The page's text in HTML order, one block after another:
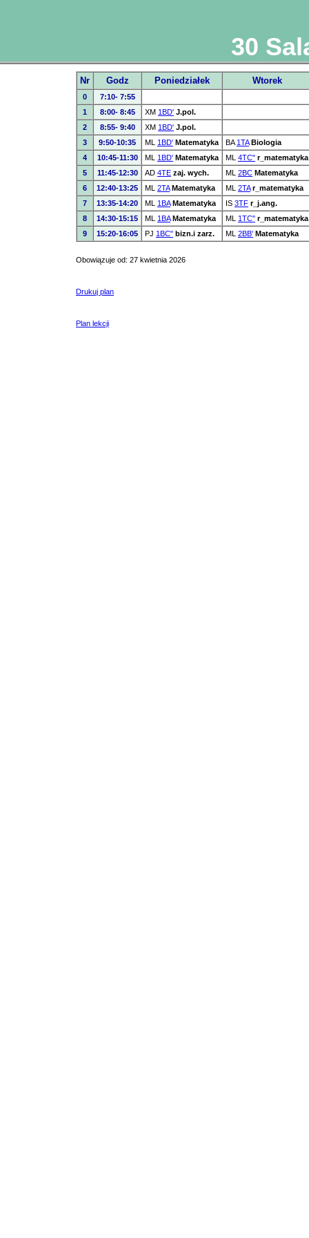
30
Nr Godz Poniedziałek Wtorek
0
7:10- 7:55
1
8:00- 8:45 XM 1BD' J.pol.
2
8:55- 9:40 XM 1BD' J.pol.
3
9:50-10:35 ML 1BD' Matematyka BA 1TA Biologia
4
10:45-11:30 ML 1BD' Matematyka ML 4TC" r_matematyka
5
11:45-12:30 AD 4TE zaj. wych. ML 2BC Matematyka
6
12:40-13:25 ML 2TA Matematyka ML 2TA r_matematyka
7
13:35-14:20 ML 1BA Matematyka IS 3TF r_j.ang.
8
14:30-15:15 ML 1BA Matematyka ML 1TC" r_matematyka
9
15:20-16:05 PJ 1BC" bizn.i zarz. ML 2BB' Matematyka
Obowiązuje od: 27 kwietnia 2026
Drukuj plan
Plan lekcji